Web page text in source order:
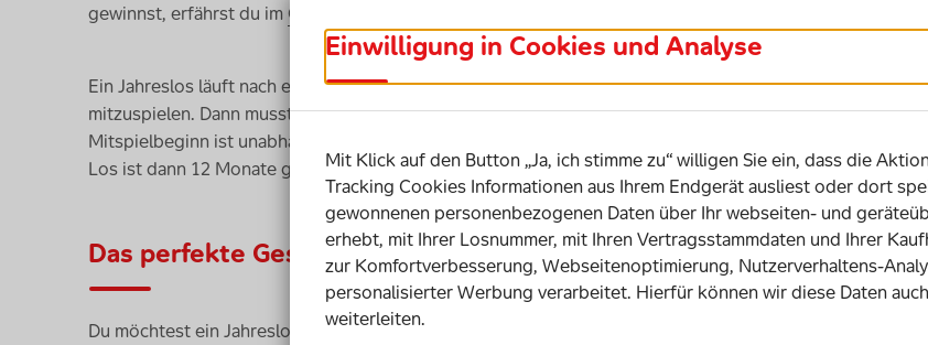
gewinnst, erfährst du im Gewinnplan
Ein Jahreslos läuft nach einem Jahr automatisch aus. Oder du entscheidest dich, bis auf Widerruf
mitzuspielen. Dann musst du dein Jahreslos kündigen, wenn es nicht mehr mitspielen soll. Der
Mitspielbeginn ist unabhängig vom Kalenderjahr! Du kannst jederzeit anfangen mitzuspielen. Das
Los ist dann 12 Monate gültig.
Das perfekte Geschenk
Du möchtest ein Jahreslos und damit 12 Monate lang die Chance auf bis zu 2 Millionen Euro
Einwilligung in Cookies und Analyse
Mit Klick auf den Button „Ja, ich stimme zu“ willigen Sie ein, dass die
Tracking Cookies Informationen aus Ihrem Endgerät ausliest oder dort
gewonnenen personenbezogenen Daten über Ihr webseiten- und
erhebt, mit Ihrer Losnummer, mit Ihren Vertragsstammdaten und Ihrer
zur Komfortverbesserung, Webseitenoptimierung, Nutzerverhaltens-
personalisierter Werbung verarbeitet. Hierfür können wir diese Daten
weiterleiten.